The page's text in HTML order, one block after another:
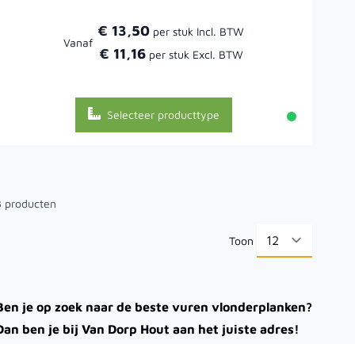
Vanaf
€ 13,50
€ 11,16
Selecteer producttype
producten
Toon
je op zoek naar de beste vuren vlonderplanken?
ben je bij Van Dorp Hout aan het juiste adres!